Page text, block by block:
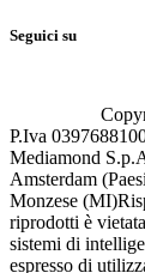
Seguici su
P.Iva
Mediamond
Amsterdam
Monzese (MI)
riprodotti è
sistemi di
espresso di